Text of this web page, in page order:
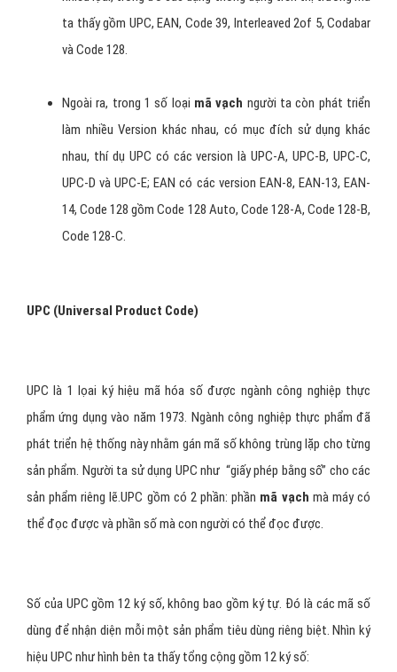
nghiễm nhiênmã vạch chỉ có một lọai duy nhất là mã vạch
và nó được sử dụng để lưu trữ 1 con số gì đó như giá tiền
Thực ra mã vạchgồm nhiều chủng lọai khác nhau. Tùy
theo dung lượng thông tin, dạng thức thông tin được mã
hóa cũng như mục đích sử dụng mà người ta chia ra làm rất
nhiều lọai, trong đó các dạng thông dụng trên thị trường mà
ta thấy gồm UPC, EAN, Code 39, Interleaved 2of 5, Codabar
Ngoài ra, trong 1 số loạimã vạch
UPC-D và UPC-E; EAN có các version EAN-8, EAN-13, EAN-
14, Code 128 gồm Code 128 Auto, Code 128-A, Code 128-B,
Code 128-C.
UPC (Universal Product Code)
UPC là 1 lọai ký hiệu mã hóa số được ngành công nghiệp thực
phẩm ứng dụng vào năm 1973. Ngành công nghiệp thực phẩm đã
phát triển hệ thống này nhằm gán mã số không trùng lặp cho từng